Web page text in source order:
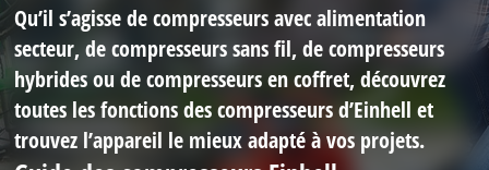
Qu’il s’agisse de compresseurs avec alimentation
secteur, de compresseurs sans fil, de compresseurs
hybrides ou de compresseurs en coffret, découvrez
toutes les fonctions des compresseurs d’Einhell et
trouvez l’appareil le mieux adapté à vos projets.